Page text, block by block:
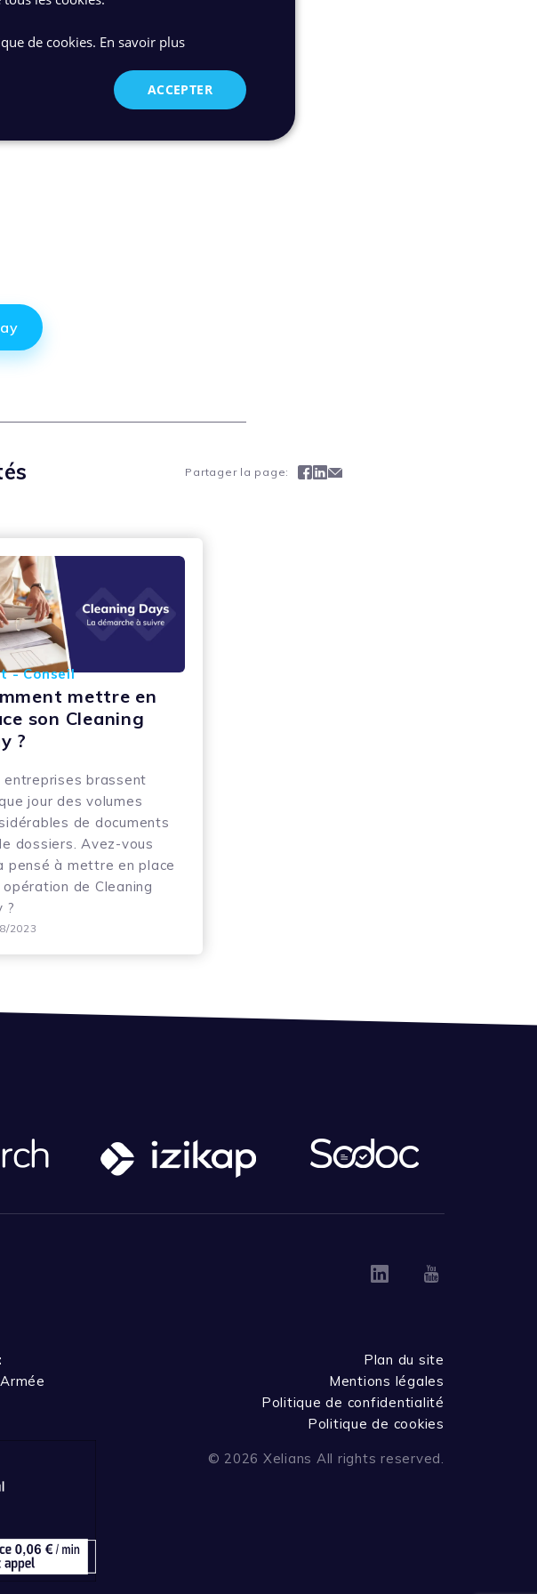
Partager la page: Facebook
Linkedin
Mail
- Conseil
mettre en
son Cleaning
?
entreprises brassent
jour des volumes
de documents
dossiers. Avez-vous
pensé à mettre en place
opération de Cleaning
?
2023
Linkedin
Plan du site
Mentions légales
Politique de confidentialité
Politique de cookies
© 2026 Xelians All rights reserved.
de cookies. En savoir plus
ACCEPTER